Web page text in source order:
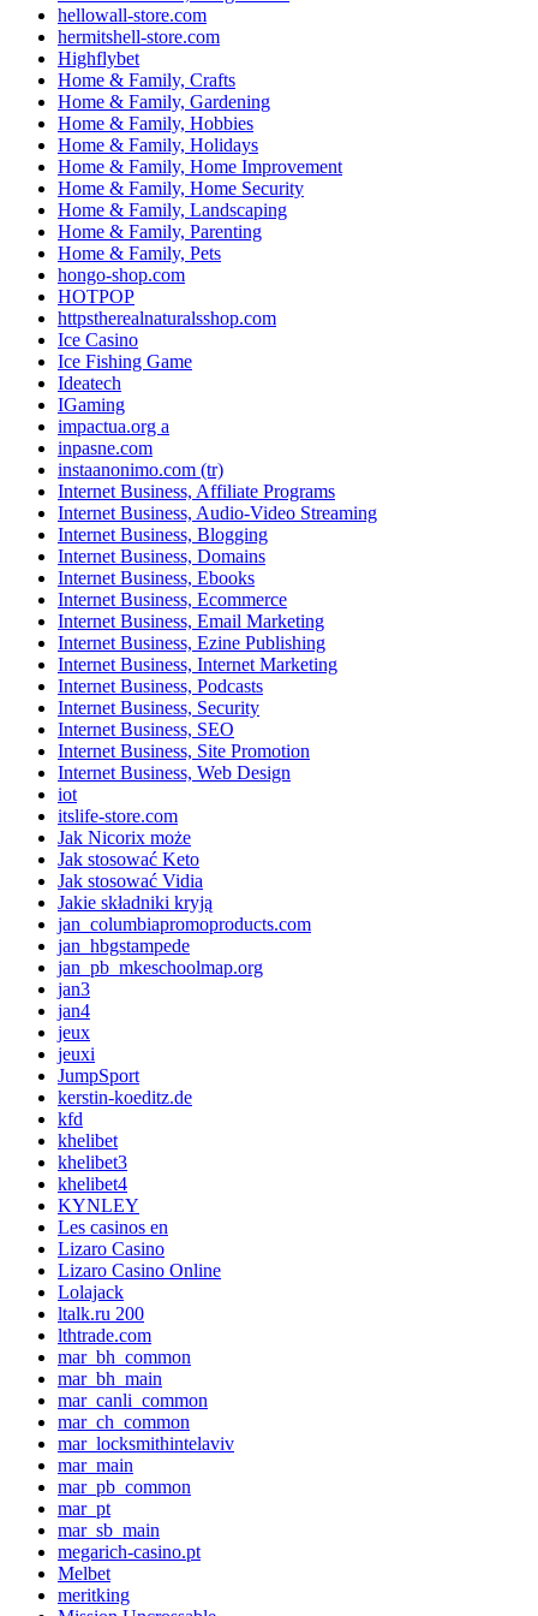
hellowall-store.com
hermitshell-store.com
Highflybet
Home & Family, Crafts
Home & Family, Gardening
Home & Family, Hobbies
Home & Family, Holidays
Home & Family, Home Improvement
Home & Family, Home Security
Home & Family, Landscaping
Home & Family, Parenting
Home & Family, Pets
hongo-shop.com
HOTPOP
httpstherealnaturalsshop.com
Ice Casino
Ice Fishing Game
Ideatech
IGaming
impactua.org a
inpasne.com
instaanonimo.com (tr)
Internet Business, Affiliate Programs
Internet Business, Audio-Video Streaming
Internet Business, Blogging
Internet Business, Domains
Internet Business, Ebooks
Internet Business, Ecommerce
Internet Business, Email Marketing
Internet Business, Ezine Publishing
Internet Business, Internet Marketing
Internet Business, Podcasts
Internet Business, Security
Internet Business, SEO
Internet Business, Site Promotion
Internet Business, Web Design
iot
itslife-store.com
Jak Nicorix może
Jak stosować Keto
Jak stosować Vidia
Jakie składniki kryją
jan_columbiapromoproducts.com
jan_hbgstampede
jan_pb_mkeschoolmap.org
jan3
jan4
jeux
jeuxi
JumpSport
kerstin-koeditz.de
kfd
khelibet
khelibet3
khelibet4
KYNLEY
Les casinos en
Lizaro Casino
Lizaro Casino Online
Lolajack
ltalk.ru 200
lthtrade.com
mar_bh_common
mar_bh_main
mar_canli_common
mar_ch_common
mar_locksmithintelaviv
mar_main
mar_pb_common
mar_pt
mar_sb_main
megarich-casino.pt
Melbet
meritking